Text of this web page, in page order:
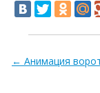
Навигация по
← Анимация